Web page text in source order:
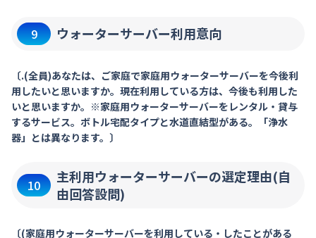
9 ウォーターサーバー利用意向
〔.(全員)あなたは、ご家庭で家庭用ウォーターサーバーを今後利
用したいと思いますか。現在利用している方は、今後も利用した
いと思いますか。※家庭用ウォーターサーバーをレンタル・貸与
するサービス。ボトル宅配タイプと水道直結型がある。「浄水
器」とは異なります。〕
10
主利用ウォーターサーバーの選定理由(自
由回答設問)
〔(家庭用ウォーターサーバーを利用している・したことがある